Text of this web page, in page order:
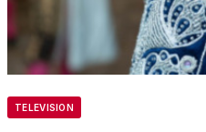
TELEVISION